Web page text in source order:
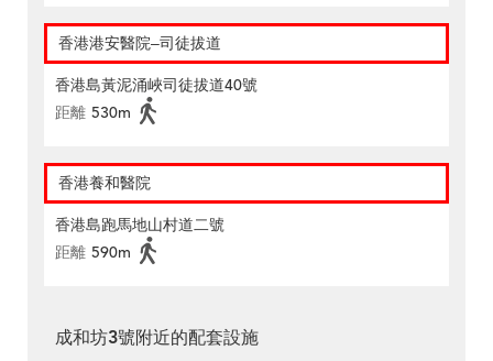
香港港安醫院–司徒拔道
香港島黃泥涌峽司徒拔道40號
距離 530m
香港養和醫院
香港島跑馬地山村道二號
距離 590m
成和坊3號附近的配套設施